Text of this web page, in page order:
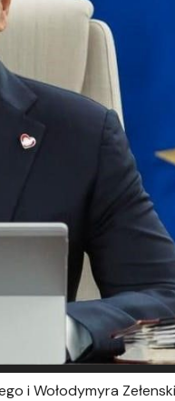
i Wołodymyra